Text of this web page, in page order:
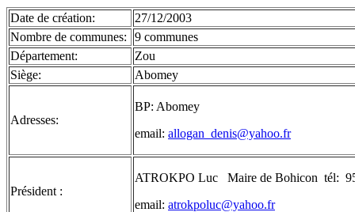
Date de création:
27/12/2003
Nombre de communes:
9 communes
Département:
Zou
Siège:
Abomey
Adresses:
BP: Abomey
email: allogan_denis@yahoo.fr
Président :
ATROKPO Luc Maire de Bohicon tél:
email: atrokpoluc@yahoo.fr